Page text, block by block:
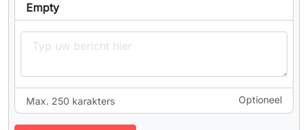
Empty
Max. 250 karakters Optioneel